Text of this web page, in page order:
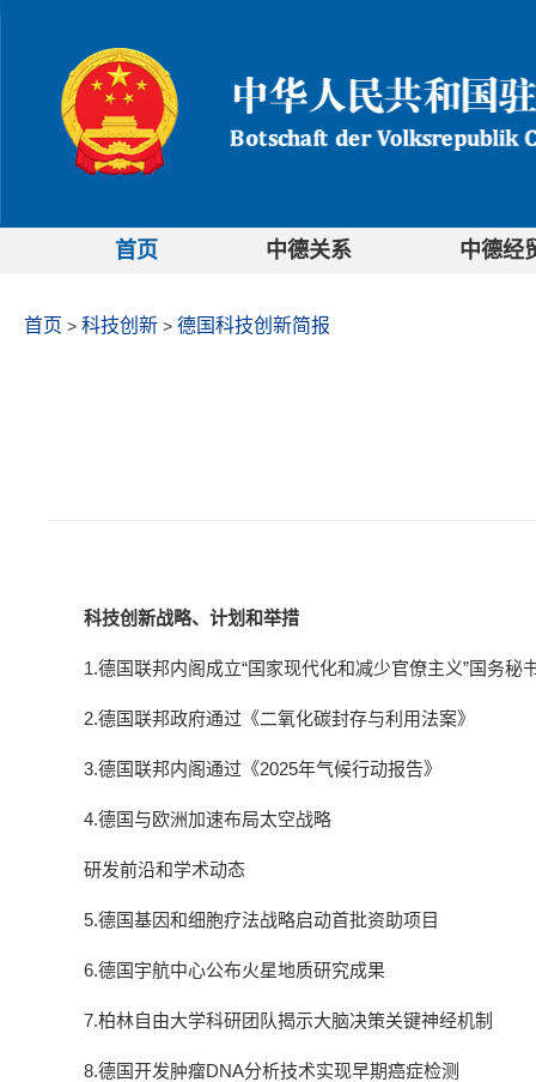
首页 中德关系 中德经
首页 > 科技创新 > 德国科技创新简报
科技创新战略、计划和举措
1.德国联邦内阁成立“国家现代化和减少官僚主义”国务秘
2.德国联邦政府通过《二氧化碳封存与利用法案》
3.德国联邦内阁通过《2025年气候行动报告》
4.德国与欧洲加速布局太空战略
研发前沿和学术动态
5.德国基因和细胞疗法战略启动首批资助项目
6.德国宇航中心公布火星地质研究成果
7.柏林自由大学科研团队揭示大脑决策关键神经机制
8.德国开发肿瘤DNA分析技术实现早期癌症检测